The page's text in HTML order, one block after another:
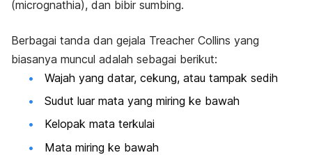
(micrognathia), dan bibir sumbing.
Berbagai tanda dan gejala Treacher Collins yang
biasanya muncul adalah sebagai berikut:
Wajah yang datar, cekung, atau tampak sedih
Sudut luar mata yang miring ke bawah
Kelopak mata terkulai
Mata miring ke bawah